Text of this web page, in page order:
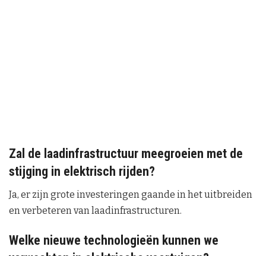
Zal de laadinfrastructuur meegroeien met de
stijging in elektrisch rijden?
Ja, er zijn grote investeringen gaande in het uitbreiden
en verbeteren van laadinfrastructuren.
Welke nieuwe technologieën kunnen we